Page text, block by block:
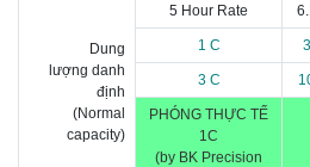
Dung
lượng danh
định
(Normal
capacity)
5 Hour Rate
1 C
3 C
PHÓNG THỰC TẾ
1C
(by BK Precision